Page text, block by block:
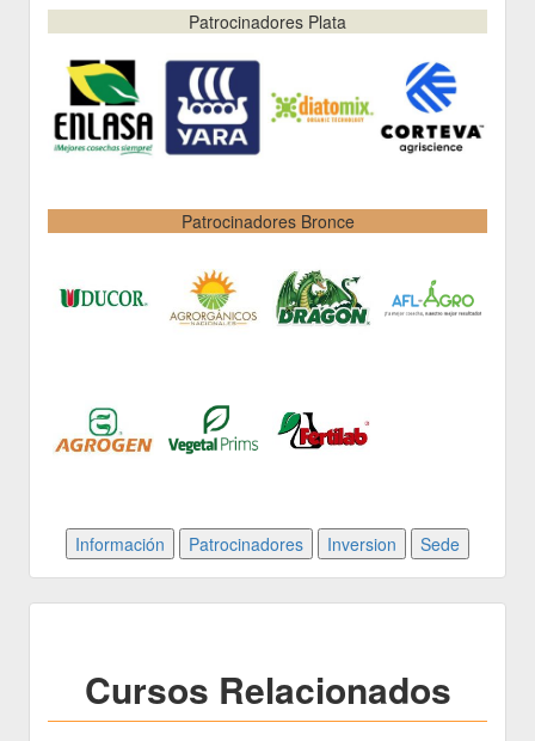
Patrocinadores Plata
Patrocinadores Bronce
Cursos Relacionados